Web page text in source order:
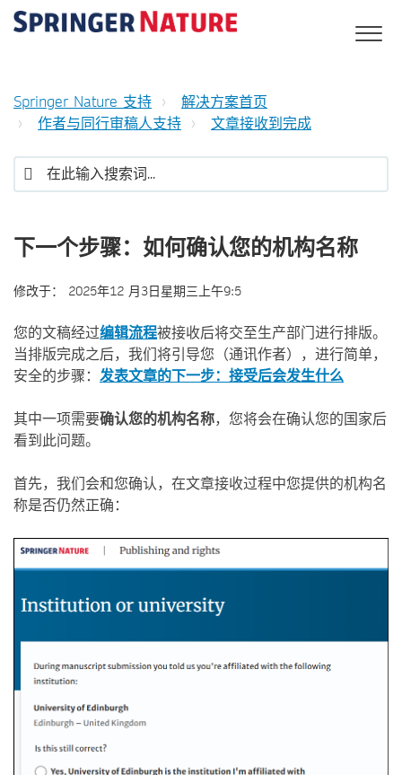
Springer Nature 支持
解决方案首页
作者与同行审稿人支持
文章接收到完成
下一个步骤：如何确认您的机构名称
修改于： 2025年12 月3日星期三上午9:5
您的文稿经过编辑流程被接收后将交至生产部门进行排版。
当排版完成之后，我们将引导您（通讯作者），进行简单，
安全的步骤： 发表文章的下一步：接受后会发生什么
其中一项需要确认您的机构名称，您将会在确认您的国家后
看到此问题。
首先，我们会和您确认，在文章接收过程中您提供的机构名
称是否仍然正确：